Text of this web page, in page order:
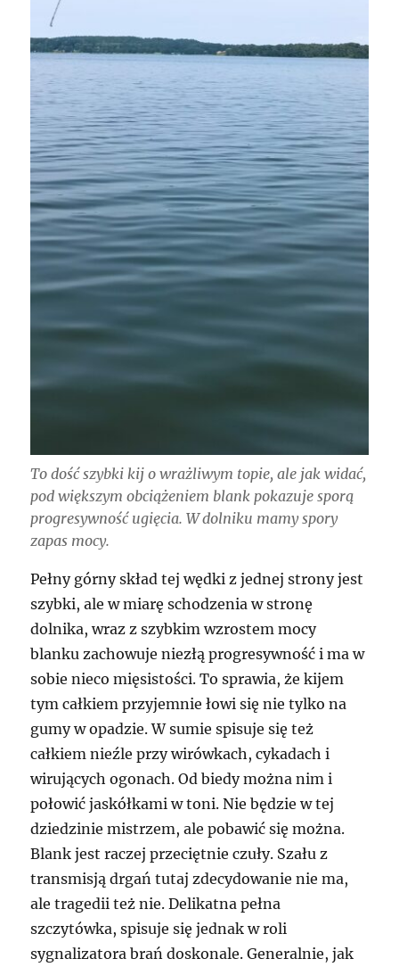
To dość szybki kij o wrażliwym topie, ale jak widać,
pod większym obciążeniem blank pokazuje sporą
progresywność ugięcia. W dolniku mamy spory
zapas mocy.
Pełny górny skład tej wędki z jednej strony jest
szybki, ale w miarę schodzenia w stronę
dolnika, wraz z szybkim wzrostem mocy
blanku zachowuje niezłą progresywność i ma w
sobie nieco mięsistości. To sprawia, że kijem
tym całkiem przyjemnie łowi się nie tylko na
gumy w opadzie. W sumie spisuje się też
całkiem nieźle przy wirówkach, cykadach i
wirujących ogonach. Od biedy można nim i
połowić jaskółkami w toni. Nie będzie w tej
dziedzinie mistrzem, ale pobawić się można.
Blank jest raczej przeciętnie czuły. Szału z
transmisją drgań tutaj zdecydowanie nie ma,
ale tragedii też nie. Delikatna pełna
szczytówka, spisuje się jednak w roli
sygnalizatora brań doskonale. Generalnie, jak